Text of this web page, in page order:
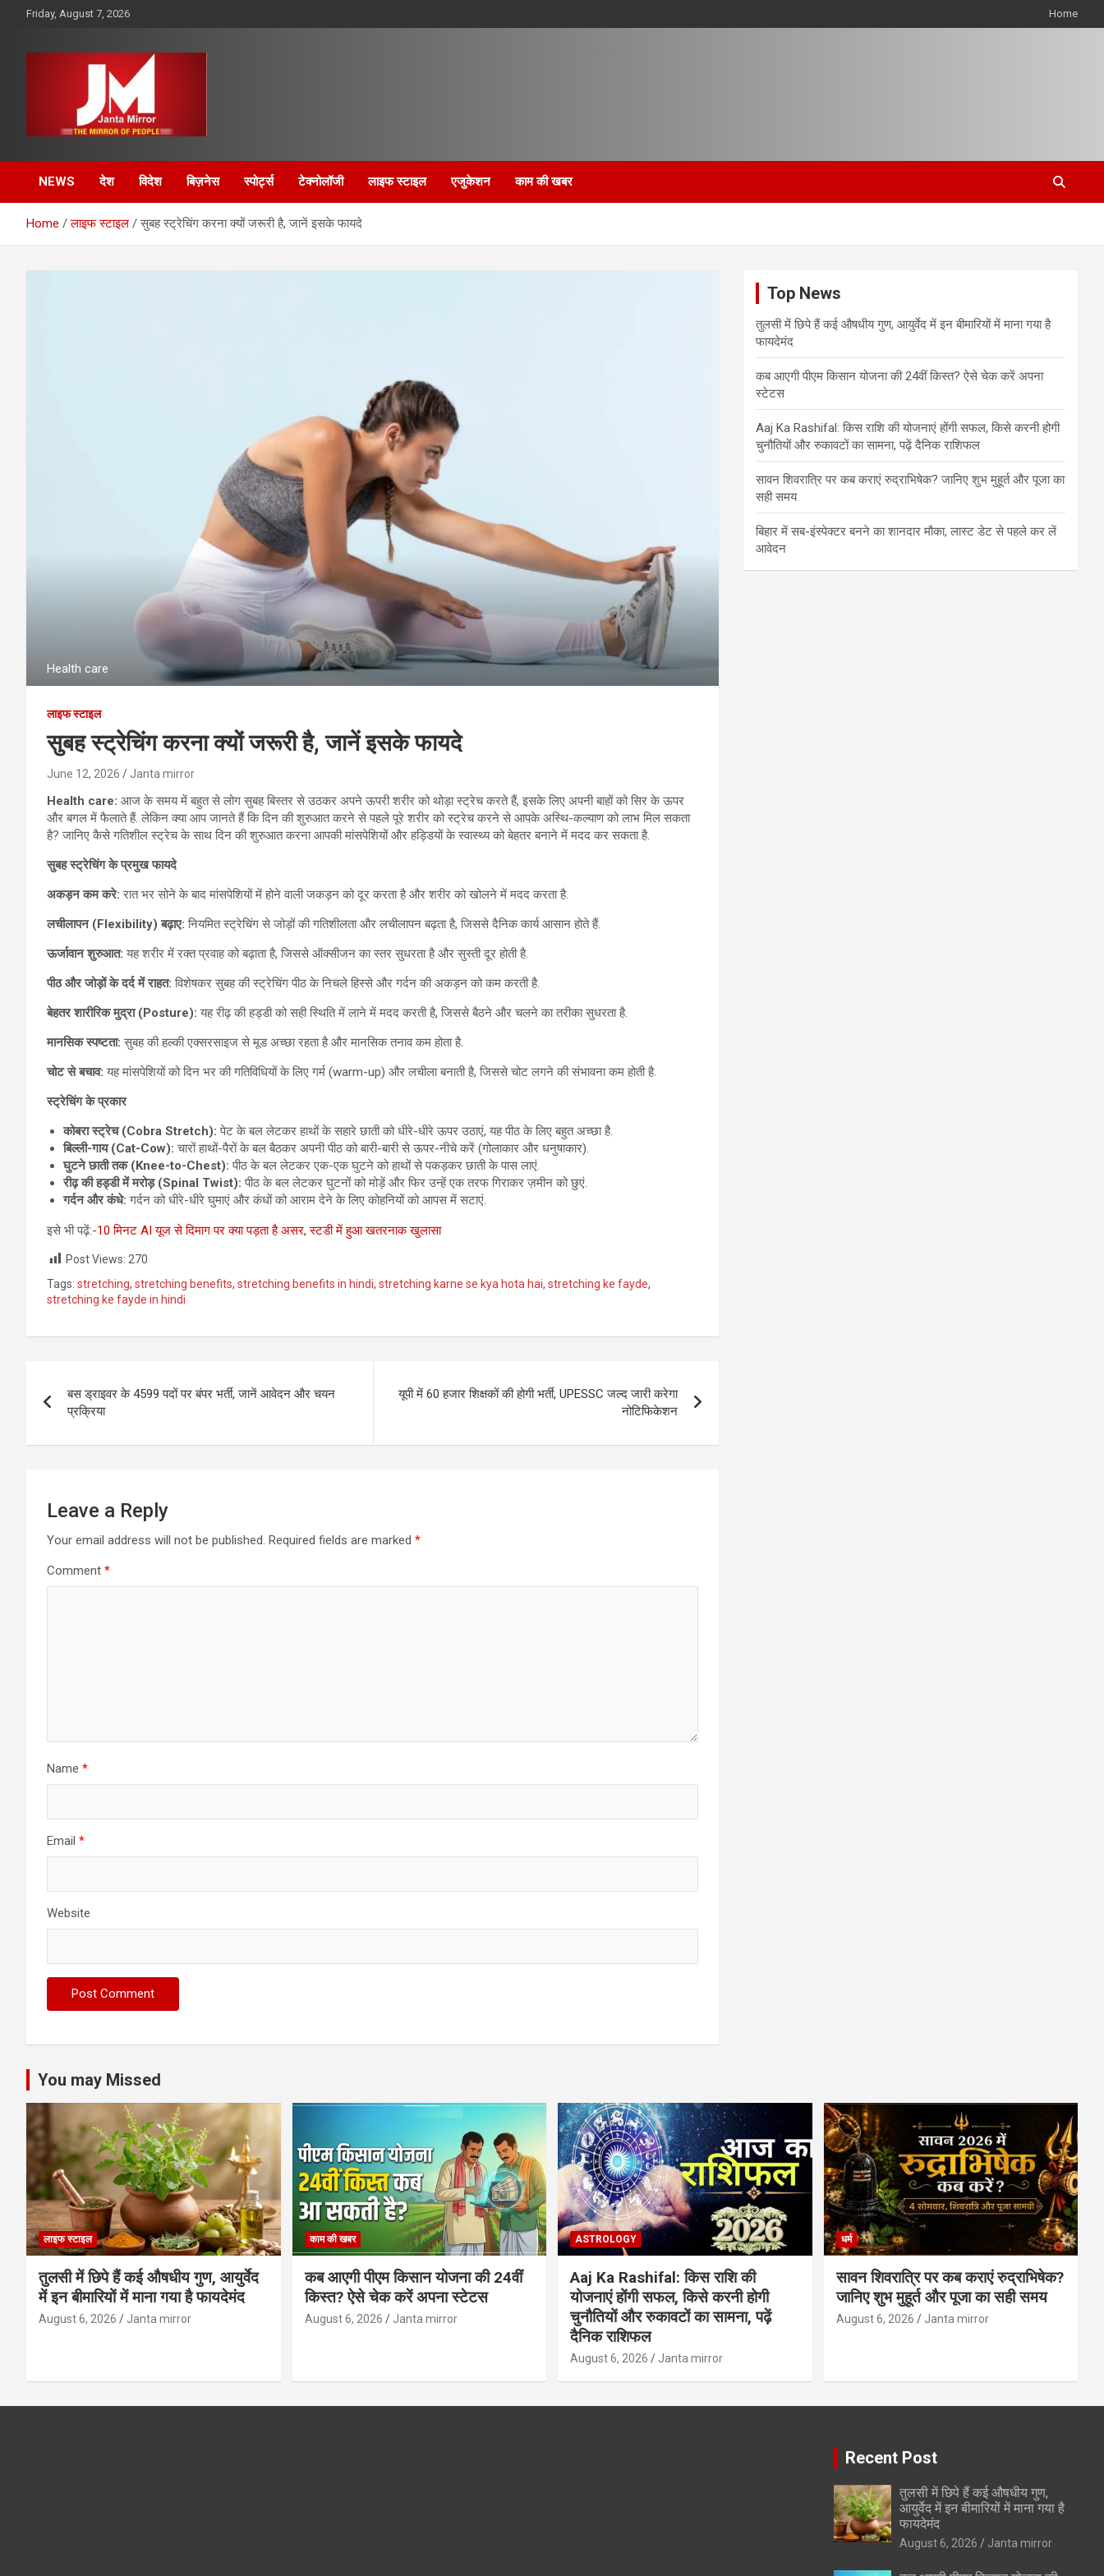
Friday, August 7, 2026 Home
Janta Mirror
NEWS देश विदेश बिज़नेस स्पोर्ट्स टेक्नोलॉजी लाइफ स्टाइल एजुकेशन काम की खबर
Home लाइफ स्टाइल सुबह स्ट्रेचिंग करना क्यों जरूरी है, जानें इसके फायदे
Health care
लाइफ स्टाइल
सुबह स्ट्रेचिंग करना क्यों जरूरी है, जानें इसके फायदे
June 12, 2026 Janta mirror
Health care: आज के समय में बहुत से लोग सुबह बिस्तर से उठकर अपने ऊपरी शरीर को थोड़ा स्ट्रेच करते हैं, इसके लिए अपनी बाहों को सिर के ऊपर
और बगल में फैलाते हैं. लेकिन क्या आप जानते हैं कि दिन की शुरुआत करने से पहले पूरे शरीर को स्ट्रेच करने से आपके अस्थि-कल्याण को लाभ मिल सकता
है? जानिए कैसे गतिशील स्ट्रेच के साथ दिन की शुरुआत करना आपकी मांसपेशियों और हड्डियों के स्वास्थ्य को बेहतर बनाने में मदद कर सकता है.
सुबह स्ट्रेचिंग के प्रमुख फायदे
अकड़न कम करे: रात भर सोने के बाद मांसपेशियों में होने वाली जकड़न को दूर करता है और शरीर को खोलने में मदद करता है.
लचीलापन (Flexibility) बढ़ाए:नियमित स्ट्रेचिंग से जोड़ों की गतिशीलता और लचीलापन बढ़ता है, जिससे दैनिक कार्य आसान होते हैं.
ऊर्जावान शुरुआत:यह शरीर में रक्त प्रवाह को बढ़ाता है, जिससे ऑक्सीजन का स्तर सुधरता है और सुस्ती दूर होती है.
पीठ और जोड़ों के दर्द में राहत:विशेषकर सुबह की स्ट्रेचिंग पीठ के निचले हिस्से और गर्दन की अकड़न को कम करती है.
बेहतर शारीरिक मुद्रा (Posture):यह रीढ़ की हड्डी को सही स्थिति में लाने में मदद करती है, जिससे बैठने और चलने का तरीका सुधरता है.
मानसिक स्पष्टता:सुबह की हल्की एक्सरसाइज से मूड अच्छा रहता है और मानसिक तनाव कम होता है.
चोट से बचाव:यह मांसपेशियों को दिन भर की गतिविधियों के लिए गर्म (warm-up) और लचीला बनाती है, जिससे चोट लगने की संभावना कम होती है.
स्ट्रेचिंग के प्रकार
कोबरा स्ट्रेच (Cobra Stretch): पेट के बल लेटकर हाथों के सहारे छाती को धीरे-धीरे ऊपर उठाएं, यह पीठ के लिए बहुत अच्छा है.
बिल्ली-गाय (Cat-Cow): चारों हाथों-पैरों के बल बैठकर अपनी पीठ को बारी-बारी से ऊपर-नीचे करें (गोलाकार और धनुषाकार).
घुटने छाती तक (Knee-to-Chest): पीठ के बल लेटकर एक-एक घुटने को हाथों से पकड़कर छाती के पास लाएं.
रीढ़ की हड्डी में मरोड़ (Spinal Twist): पीठ के बल लेटकर घुटनों को मोड़ें और फिर उन्हें एक तरफ गिराकर ज़मीन को छुएं.
गर्दन और कंधे: गर्दन को धीरे-धीरे घुमाएं और कंधों को आराम देने के लिए कोहनियों को आपस में सटाएं.
इसे भी पढ़ें:-10 मिनट AI यूज से दिमाग पर क्या पड़ता है असर, स्टडी में हुआ खतरनाक खुलासा
Post Views: 270
Tags: stretching, stretching benefits, stretching benefits in hindi, stretching karne se kya hota hai, stretching ke fayde,
stretching ke fayde in hindi
navigation
बस ड्राइवर के 4599 पदों पर बंपर भर्ती, जानें आवेदन और चयन
प्रक्रिया
यूपी में 60 हजार शिक्षकों की होगी भर्ती, UPESSC जल्द जारी करेगा
नोटिफिकेशन
Leave a Reply
Your email address will not be published. Required fields are marked *
Comment *
Name *
Email *
Website
Top News
तुलसी में छिपे हैं कई औषधीय गुण, आयुर्वेद में इन बीमारियों में माना गया है
फायदेमंद
कब आएगी पीएम किसान योजना की 24वीं किस्त? ऐसे चेक करें अपना
स्टेटस
Aaj Ka Rashifal: किस राशि की योजनाएं होंगी सफल, किसे करनी होगी
चुनौतियों और रुकावटों का सामना, पढ़ें दैनिक राशिफल
सावन शिवरात्रि पर कब कराएं रुद्राभिषेक? जानिए शुभ मुहूर्त और पूजा का
सही समय
बिहार में सब-इंस्पेक्टर बनने का शानदार मौका, लास्ट डेट से पहले कर लें
आवेदन
You may Missed
लाइफ स्टाइल
तुलसी में छिपे हैं कई औषधीय गुण, आयुर्वेद
में इन बीमारियों में माना गया है फायदेमंद
August 6, 2026 Janta mirror
काम की खबर
कब आएगी पीएम किसान योजना की 24वीं
किस्त? ऐसे चेक करें अपना स्टेटस
August 6, 2026 Janta mirror
ASTROLOGY
Aaj Ka Rashifal: किस राशि की
योजनाएं होंगी सफल, किसे करनी होगी
चुनौतियों और रुकावटों का सामना, पढ़ें
दैनिक राशिफल
August 6, 2026 Janta mirror
धर्म
सावन शिवरात्रि पर कब कराएं रुद्राभिषेक?
जानिए शुभ मुहूर्त और पूजा का सही समय
August 6, 2026 Janta mirror
Recent Post
तुलसी में छिपे हैं कई औषधीय गुण,
आयुर्वेद में इन बीमारियों में माना गया है
फायदेमंद
August 6, 2026 Janta mirror